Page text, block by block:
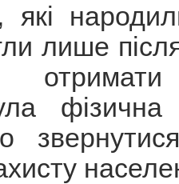
які
лише
фізична